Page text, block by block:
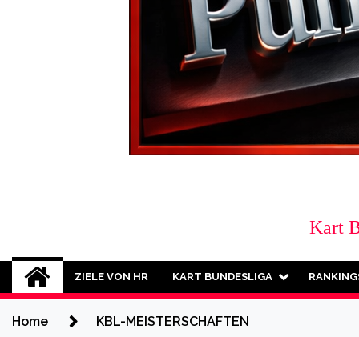
Kart
ZIELE VON HR KART BUNDESLIGA
Home KBL-MEISTERSCHAFTEN